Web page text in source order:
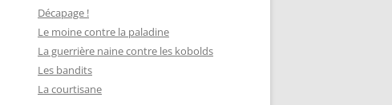
Décapage !
Le moine contre la paladine
La guerrière naine contre les kobolds
Les bandits
La courtisane